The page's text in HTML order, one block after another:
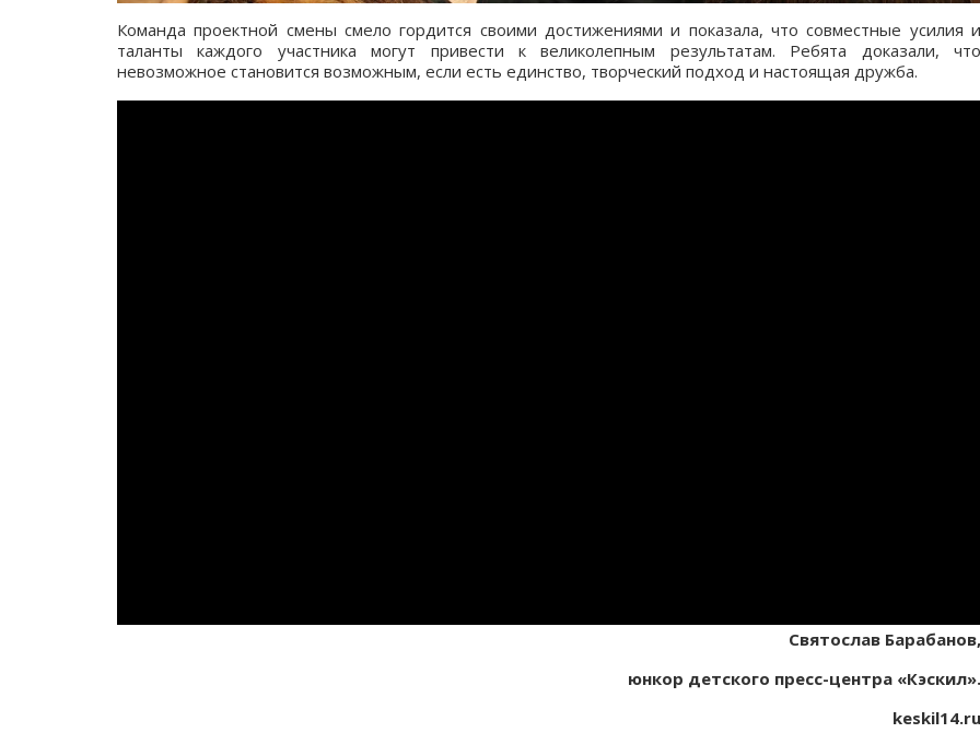
Команда проектной смены смело гордится своими достижениями и показала, что совместные усилия и
таланты каждого участника могут привести к великолепным результатам. Ребята доказали, что
невозможное становится возможным, если есть единство, творческий подход и настоящая дружба.
Святослав Барабанов,
юнкор детского пресс-центра «Кэскил».
keskil14.ru